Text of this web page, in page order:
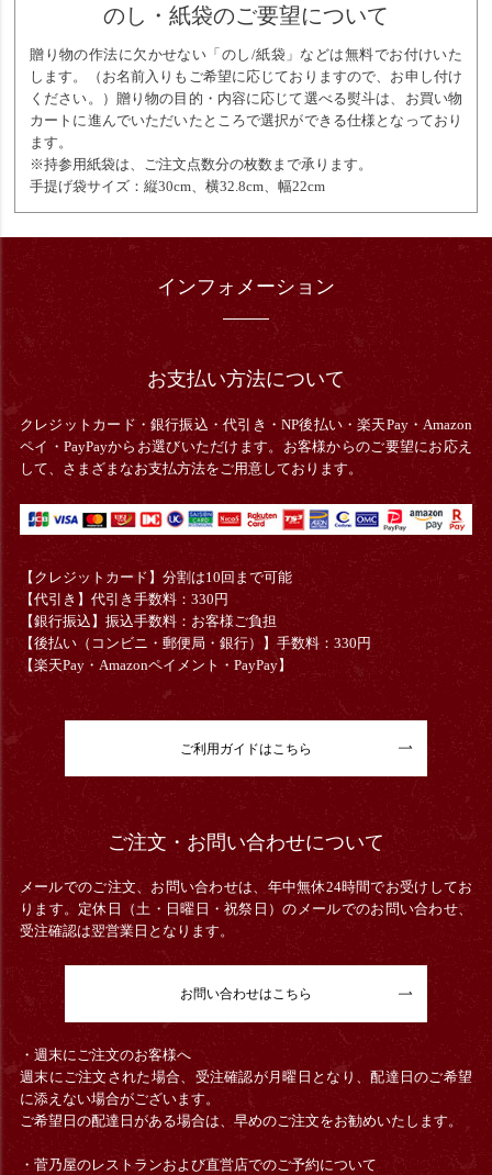
のし・紙袋のご要望について
贈り物の作法に欠かせない「のし/紙袋」などは無料でお付けいた
します。（お名前入りもご希望に応じておりますので、お申し付け
ください。）贈り物の目的・内容に応じて選べる熨斗は、お買い物
カートに進んでいただいたところで選択ができる仕様となっており
ます。
※持参用紙袋は、ご注文点数分の枚数まで承ります。
手提げ袋サイズ：縦30cm、横32.8cm、幅22cm
インフォメーション
お支払い方法について
クレジットカード・銀行振込・代引き・NP後払い・楽天Pay・Amazon
ペイ・PayPayからお選びいただけます。お客様からのご要望にお応え
して、さまざまなお支払方法をご用意しております。
【クレジットカード】分割は10回まで可能
【代引き】代引き手数料：330円
【銀行振込】振込手数料：お客様ご負担
【後払い（コンビニ・郵便局・銀行）】手数料：330円
【楽天Pay・Amazonペイメント・PayPay】
ご利用ガイドはこちら
ご注文・お問い合わせについて
メールでのご注文、お問い合わせは、年中無休24時間でお受けしてお
ります。定休日（土・日曜日・祝祭日）のメールでのお問い合わせ、
受注確認は翌営業日となります。
お問い合わせはこちら
・週末にご注文のお客様へ
週末にご注文された場合、受注確認が月曜日となり、配達日のご希望
に添えない場合がございます。
ご希望日の配達日がある場合は、早めのご注文をお勧めいたします。
・菅乃屋のレストランおよび直営店でのご予約について